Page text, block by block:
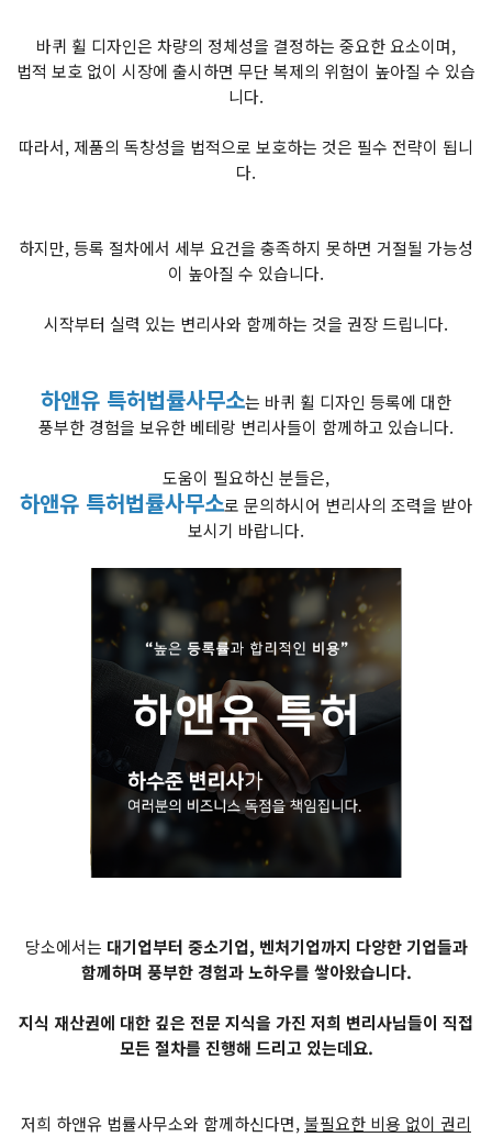
바퀴 휠 디자인은 차량의 정체성을 결정하는 중요한 요소이며,
법적 보호 없이 시장에 출시하면 무단 복제의 위험이 높아질 수 있습
니다.
따라서, 제품의 독창성을 법적으로 보호하는 것은 필수 전략이 됩니
다.
하지만, 등록 절차에서 세부 요건을 충족하지 못하면 거절될 가능성
이 높아질 수 있습니다.
시작부터 실력 있는 변리사와 함께하는 것을 권장 드립니다.
하앤유 특허법률사무소는 바퀴 휠 디자인 등록에 대한
풍부한 경험을 보유한 베테랑 변리사들이 함께하고 있습니다.
도움이 필요하신 분들은,
하앤유 특허법률사무소로 문의하시어 변리사의 조력을 받아
보시기 바랍니다.
당소에서는 대기업부터 중소기업, 벤처기업까지 다양한 기업들과
함께하며 풍부한 경험과 노하우를 쌓아왔습니다.
지식 재산권에 대한 깊은 전문 지식을 가진 저희 변리사님들이 직접
모든 절차를 진행해 드리고 있는데요.
저희 하앤유 법률사무소와 함께하신다면,불필요한 비용 없이 권리